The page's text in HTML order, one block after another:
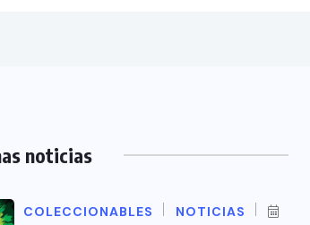
noticias
COLECCIONABLES NOTICIAS